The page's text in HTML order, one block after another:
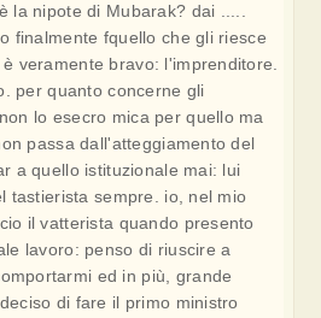
la nipote di Mubarak? dai .....
finalmente fquello che gli riesce
veramente bravo: l'imprenditore.
per quanto concerne gli
lo esecro mica per quello ma
passa dall'atteggiamento del
a quello istituzionale mai: lui
tastierista sempre. io, nel mio
il vatterista quando presento
lavoro: penso di riuscire a
ed in più, grande
di fare il primo ministro